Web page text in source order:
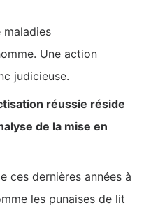
maladies
Une action
judicieuse.
réussie réside
de la mise en
ces dernières années à
les punaises de lit